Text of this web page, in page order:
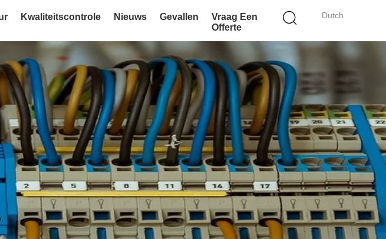
Dutch
Kwaliteitscontrole Nieuws Gevallen
Vraag Een
Offerte